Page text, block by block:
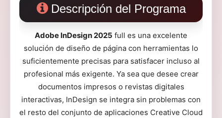
Descripción del Programa
Adobe InDesign 2025 full es una excelente
solución de diseño de página con herramientas lo
suficientemente precisas para satisfacer incluso al
profesional más exigente. Ya sea que desee crear
documentos impresos o revistas digitales
interactivas, InDesign se integra sin problemas con
el resto del conjunto de aplicaciones Creative Cloud